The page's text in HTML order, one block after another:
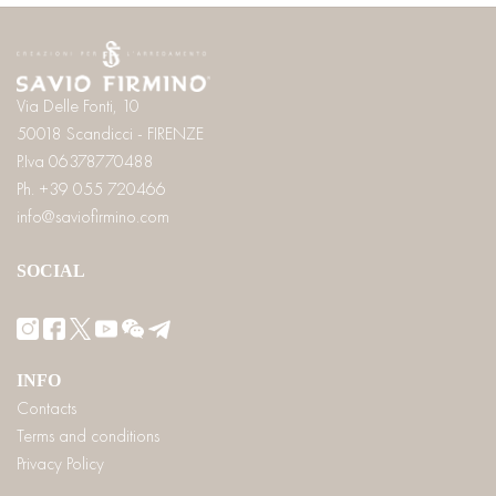
Via Delle Fonti, 10
50018 Scandicci - FIRENZE
P.Iva 06378770488
Ph. +39 055 720466
info@saviofirmino.com
SOCIAL
INFO
Contacts
Terms and conditions
Privacy Policy